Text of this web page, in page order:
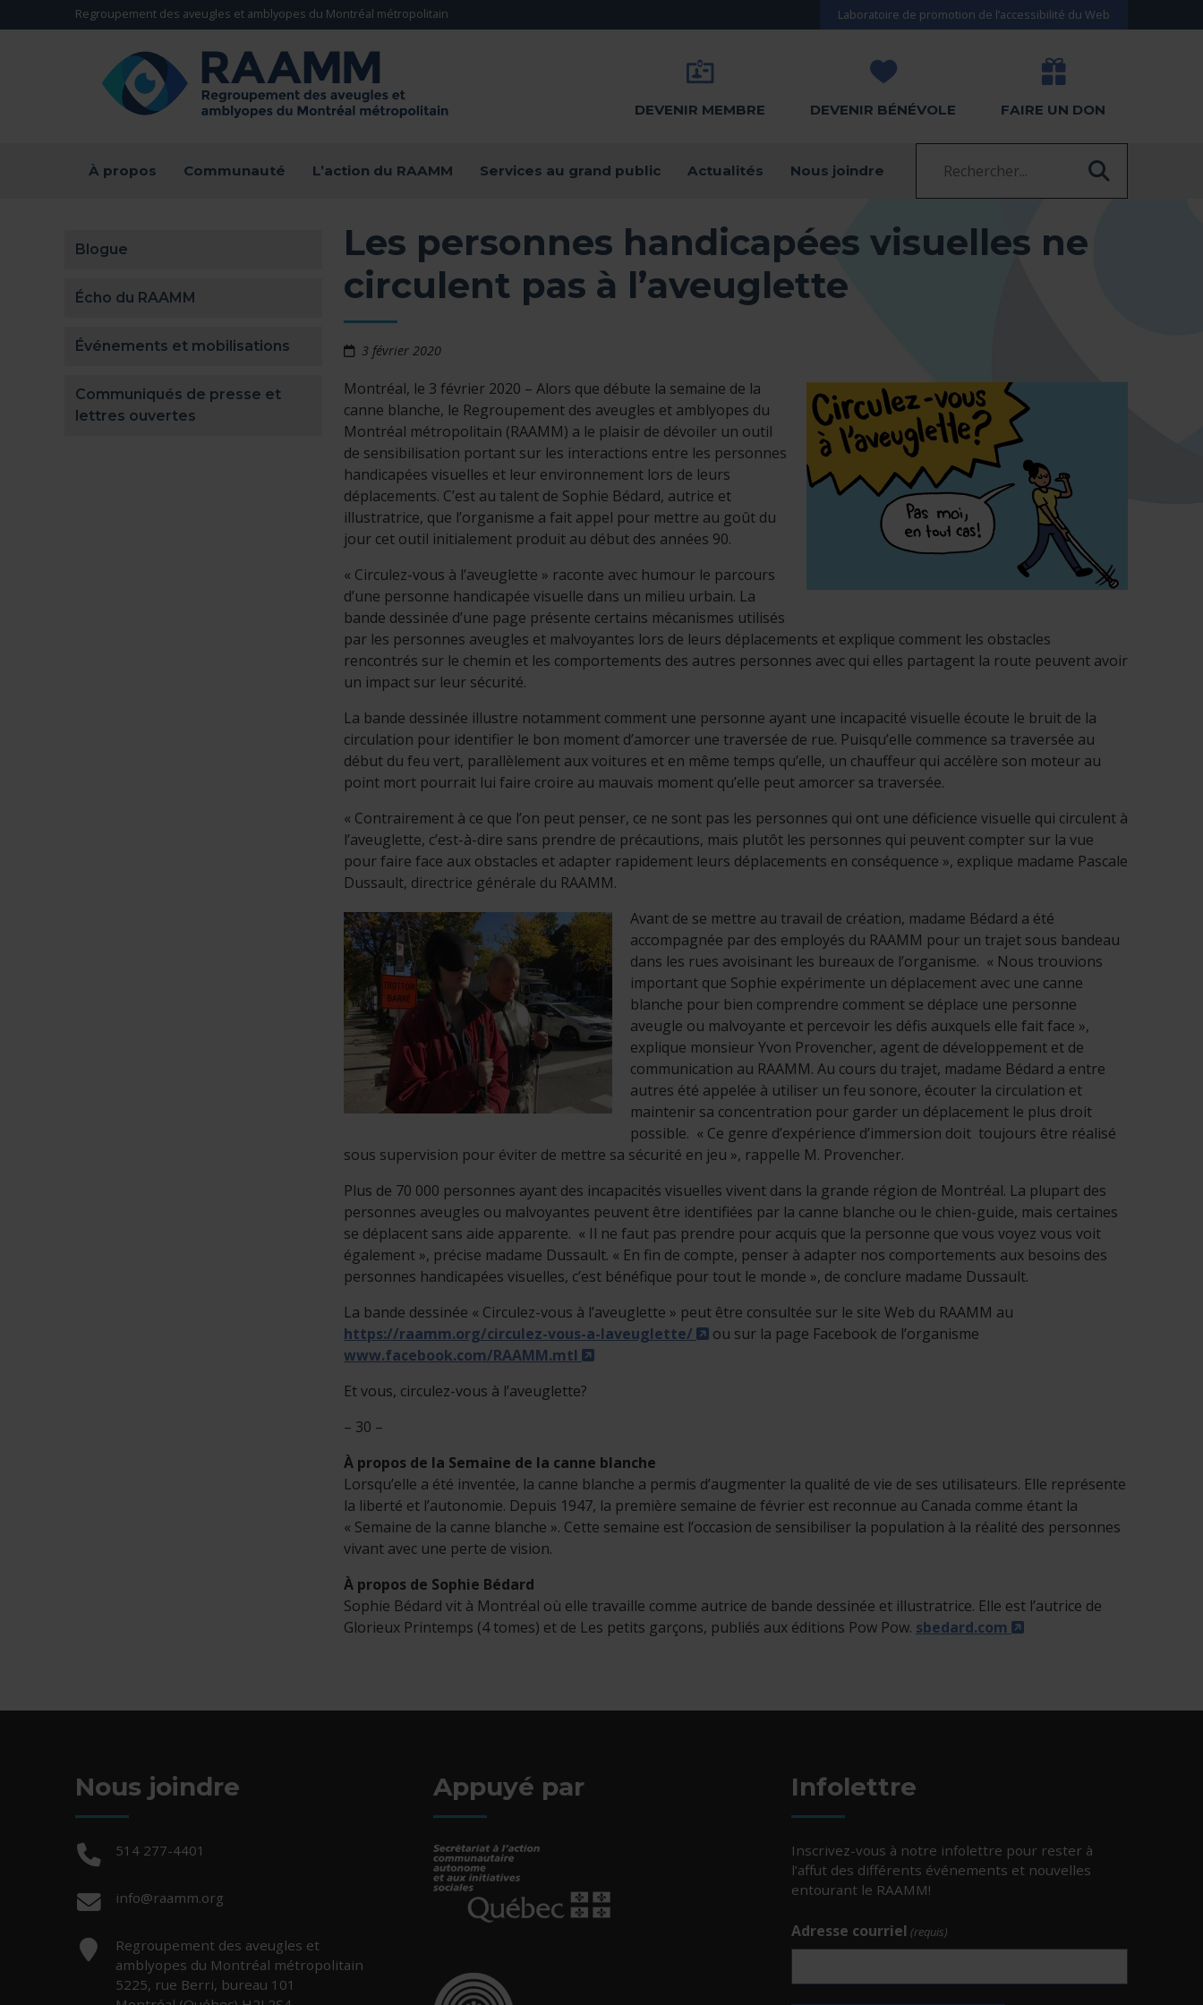
Aller directement au contenu
Regroupement des aveugles et amblyopes du Montréal métropolitain Laboratoire de promotion de l’accessibilité du Web
DEVENIR MEMBRE DEVENIR BÉNÉVOLE FAIRE UN DON
À propos Communauté L’action du RAAMM Services au grand public Actualités Nous joindre
Blogue
Écho du RAAMM
Événements et mobilisations
Communiqués de presse et
lettres ouvertes
Les personnes handicapées visuelles ne
circulent pas à l’aveuglette
3 février 2020
Montréal, le 3 février 2020 – Alors que débute la semaine de la
canne blanche, le Regroupement des aveugles et amblyopes du
Montréal métropolitain (RAAMM) a le plaisir de dévoiler un outil
de sensibilisation portant sur les interactions entre les personnes
handicapées visuelles et leur environnement lors de leurs
déplacements. C’est au talent de Sophie Bédard, autrice et
illustratrice, que l’organisme a fait appel pour mettre au goût du
jour cet outil initialement produit au début des années 90.
« Circulez-vous à l’aveuglette » raconte avec humour le parcours
d’une personne handicapée visuelle dans un milieu urbain. La
bande dessinée d’une page présente certains mécanismes utilisés
par les personnes aveugles et malvoyantes lors de leurs déplacements et explique comment les obstacles
rencontrés sur le chemin et les comportements des autres personnes avec qui elles partagent la route peuvent avoir
un impact sur leur sécurité.
La bande dessinée illustre notamment comment une personne ayant une incapacité visuelle écoute le bruit de la
circulation pour identifier le bon moment d’amorcer une traversée de rue. Puisqu’elle commence sa traversée au
début du feu vert, parallèlement aux voitures et en même temps qu’elle, un chauffeur qui accélère son moteur au
point mort pourrait lui faire croire au mauvais moment qu’elle peut amorcer sa traversée.
« Contrairement à ce que l’on peut penser, ce ne sont pas les personnes qui ont une déficience visuelle qui circulent à
l’aveuglette, c’est-à-dire sans prendre de précautions, mais plutôt les personnes qui peuvent compter sur la vue
pour faire face aux obstacles et adapter rapidement leurs déplacements en conséquence », explique madame Pascale
Dussault, directrice générale du RAAMM.
Avant de se mettre au travail de création, madame Bédard a été
accompagnée par des employés du RAAMM pour un trajet sous bandeau
dans les rues avoisinant les bureaux de l’organisme. « Nous trouvions
important que Sophie expérimente un déplacement avec une canne
blanche pour bien comprendre comment se déplace une personne
aveugle ou malvoyante et percevoir les défis auxquels elle fait face »,
explique monsieur Yvon Provencher, agent de développement et de
communication au RAAMM. Au cours du trajet, madame Bédard a entre
autres été appelée à utiliser un feu sonore, écouter la circulation et
maintenir sa concentration pour garder un déplacement le plus droit
possible. « Ce genre d’expérience d’immersion doit toujours être réalisé
sous supervision pour éviter de mettre sa sécurité en jeu », rappelle M. Provencher.
Plus de 70 000 personnes ayant des incapacités visuelles vivent dans la grande région de Montréal. La plupart des
personnes aveugles ou malvoyantes peuvent être identifiées par la canne blanche ou le chien-guide, mais certaines
se déplacent sans aide apparente. « Il ne faut pas prendre pour acquis que la personne que vous voyez vous voit
également », précise madame Dussault. « En fin de compte, penser à adapter nos comportements aux besoins des
personnes handicapées visuelles, c’est bénéfique pour tout le monde », de conclure madame Dussault.
La bande dessinée « Circulez-vous à l’aveuglette » peut être consultée sur le site Web du RAAMM au
https://raamm.org/circulez-vous-a-laveuglette/
- Cet hyperlien s'ouvrira dans une nouvelle fenêtre.
ou sur la page Facebook de l’organisme
www.facebook.com/RAAMM.mtl
- Cet hyperlien s'ouvrira dans une nouvelle fenêtre.
Et vous, circulez-vous à l’aveuglette?
– 30 –
À propos de la Semaine de la canne blanche
Lorsqu’elle a été inventée, la canne blanche a permis d’augmenter la qualité de vie de ses utilisateurs. Elle représente
la liberté et l’autonomie. Depuis 1947, la première semaine de février est reconnue au Canada comme étant la
« Semaine de la canne blanche ». Cette semaine est l’occasion de sensibiliser la population à la réalité des personnes
vivant avec une perte de vision.
À propos de Sophie Bédard
Sophie Bédard vit à Montréal où elle travaille comme autrice de bande dessinée et illustratrice. Elle est l’autrice de
Glorieux Printemps (4 tomes) et de Les petits garçons, publiés aux éditions Pow Pow. sbedard.com - Cet hyperlien s'ouvrira
Nous joindre
Téléphone :
514 277-4401
Courriel :
info@raamm.org
Adresse :
Regroupement des aveugles et
amblyopes du Montréal métropolitain
5225, rue Berri, bureau 101
Appuyé par
- Cet hyperlien s'ouvrira dans une nouvelle fenêtre.
Infolettre
Inscrivez-vous à notre infolettre pour rester à
l’affut des différents événements et nouvelles
entourant le RAAMM!
Adresse courriel (requis)